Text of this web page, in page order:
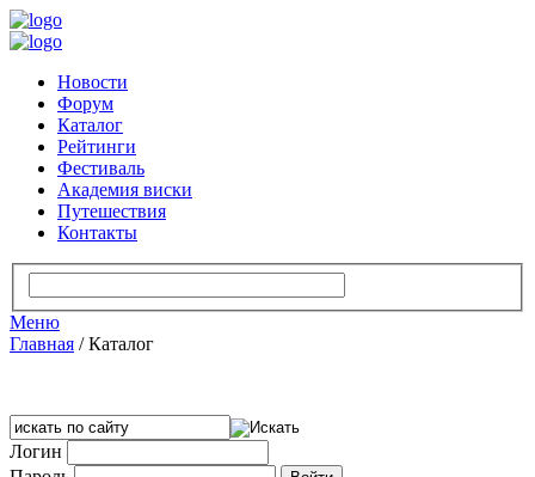
Новости
Форум
Каталог
Рейтинги
Фестиваль
Академия виски
Путешествия
Контакты
Меню
Главная /Каталог
Логин